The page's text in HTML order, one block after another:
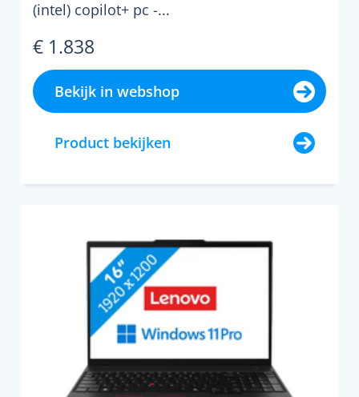
(intel) copilot+ pc -...
€ 1.838
Bekijk in webshop
Product bekijken